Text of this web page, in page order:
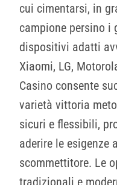
cui cimentarsi, in
campione persino i
dispositivi adatti
Xiaomi, LG,
Casino consente
varietà vittoria
sicuri e flessibili,
aderire le esigenze
scommettitore. Le
tradizionali e